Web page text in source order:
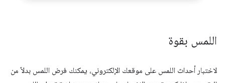
اللمس بقوة
لاختبار أحداث اللمس على موقعك الإلكتروني، يمكنك فرض اللمس بدلاً من